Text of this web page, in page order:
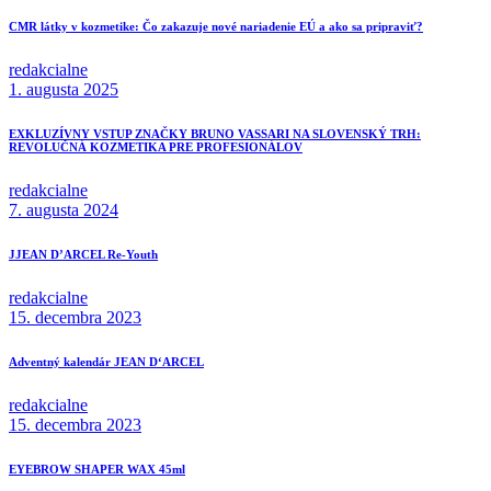
CMR látky v kozmetike: Čo zakazuje nové nariadenie EÚ a ako sa pripraviť?
redakcialne
1. augusta 2025
EXKLUZÍVNY VSTUP ZNAČKY BRUNO VASSARI NA SLOVENSKÝ TRH:
REVOLUČNÁ KOZMETIKA PRE PROFESIONÁLOV
redakcialne
7. augusta 2024
JJEAN D’ARCEL Re-Youth
redakcialne
15. decembra 2023
Adventný kalendár JEAN D‘ARCEL
redakcialne
15. decembra 2023
EYEBROW SHAPER WAX 45ml